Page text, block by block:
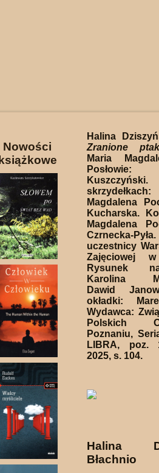
Nowości
książkowe
Halina
Zranione
Maria
Magdalena
Kucharska.
Magdalena
Czrnecka-
uczestnicy
Zajęciowej w
Rysunek
Karolina
Dawid
okładki:
Wydawca:
Polskich
Poznaniu,
LIBRA, poz.
2025, s. 104.
Halina
Błachnio